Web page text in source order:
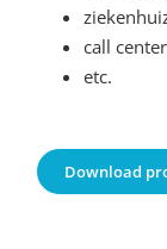
call
etc.
Download